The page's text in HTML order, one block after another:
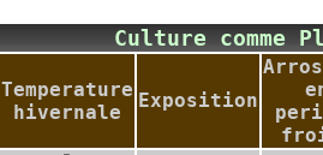
Culture
Temperature
hivernale
Exposition